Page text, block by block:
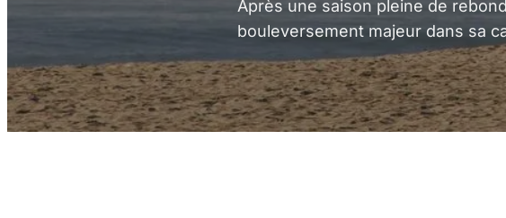
Après une saison pleine de
bouleversement majeur dans sa